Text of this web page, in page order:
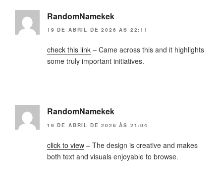
RandomNamekek
19 DE ABRIL DE 2026 ÀS 22:11
check this link – Came across this and it highlights
some truly important initiatives.
RandomNamekek
19 DE ABRIL DE 2026 ÀS 21:04
click to view – The design is creative and makes
both text and visuals enjoyable to browse.